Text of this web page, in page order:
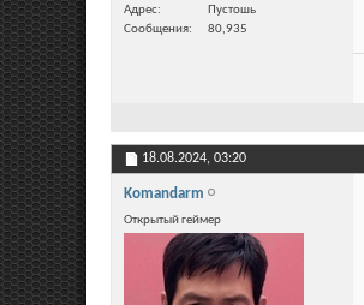
Адрес
Пустошь
Сообщения
80,935
18.08.2024, 03:20
Komandarm
Открытый геймер